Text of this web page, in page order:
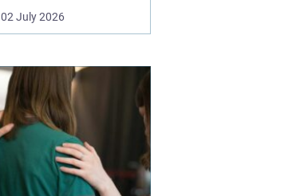
sikkerhed, kvalitet og
driftssikkerhed er
kurserkan teknikere,
svejsere, tilsynsførende
og ingeniører dokumen...
02 July 2026